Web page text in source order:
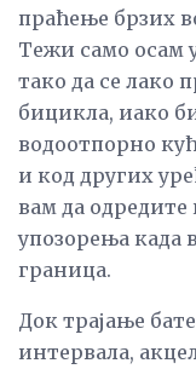
праћење брзих
Тежи само осам
тако да се лако
бицикла, иако
водоотпорно
и код других
вам да одредите
упозорења када
граница.
Док трајање
интервала,